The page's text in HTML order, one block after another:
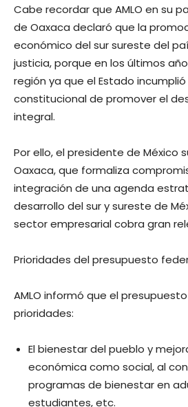
Cabe recordar que AMLO en su
de Oaxaca declaró que la
económico del sur sureste del
justicia, porque en los últimos
región ya que el Estado
constitucional de promover el
integral.
Por ello, el presidente de México
Oaxaca, que formaliza
integración de una agenda
desarrollo del sur y sureste de
sector empresarial cobra gran
Prioridades del presupuesto
AMLO informó que el
prioridades:
El bienestar del pueblo y
económica como social, al
programas de bienestar en
estudiantes, etc.